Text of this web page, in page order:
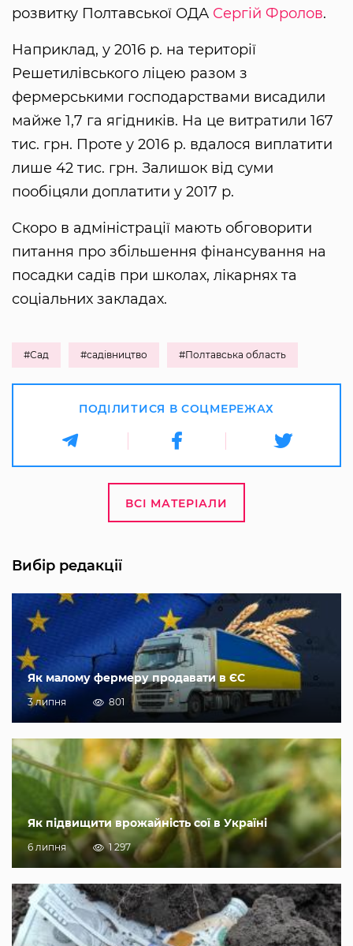
розвитку Полтавської ОДА Сергій Фролов.
Наприклад, у 2016 р. на території
Решетилівського ліцею разом з
фермерськими господарствами висадили
майже 1,7 га ягідників. На це витратили 167
тис. грн. Проте у 2016 р. вдалося виплатити
лише 42 тис. грн. Залишок від суми
пообіцяли доплатити у 2017 р.
Скоро в адміністрації мають обговорити
питання про збільшення фінансування на
посадки садів при школах, лікарнях та
соціальних закладах.
#Сад #садівництво #Полтавська область
ПОДІЛИТИСЯ В СОЦМЕРЕЖАХ
ВСІ МАТЕРІАЛИ
Вибір редакції
Як малому фермеру продавати в ЄС
3 липня 801
Як підвищити врожайність сої в Україні
6 липня 1 297